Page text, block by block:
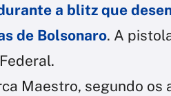
a blitz que
de Bolsonaro. A
Maestro, segundo os